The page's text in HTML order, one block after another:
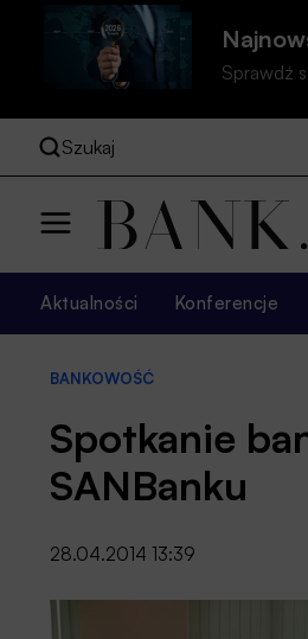
Sprawdź
Szukaj
Aktualności Konferencje
BANKOWOŚĆ
Spotkanie
SANBanku
28.04.2014 13:39